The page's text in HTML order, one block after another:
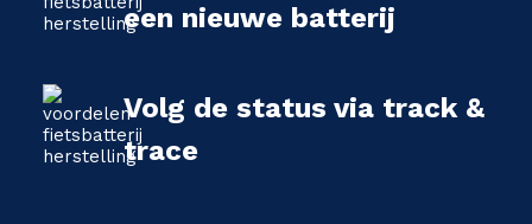
een nieuwe batterij
Volg de status via track &
trace